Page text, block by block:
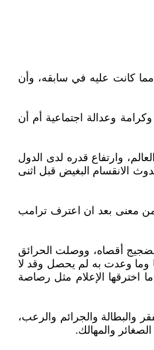
مما كانت عليه في سابقه، وأن
وكرامة وعدالة اجتماعية أم أن
وارتفاع قدره لدى الدول
الانقسام البغيض قبل اثنى
واسلامية بكل ما في الكلمة من معنى بعد ان اعترف ترامب
أقصاه، ووصلت الحرائق
وما وعدت به لم يحصل وقد لا
اخترقها الإعلام مثل رصاصة
والبطالة والجرائم والرعب،
والمهالك.